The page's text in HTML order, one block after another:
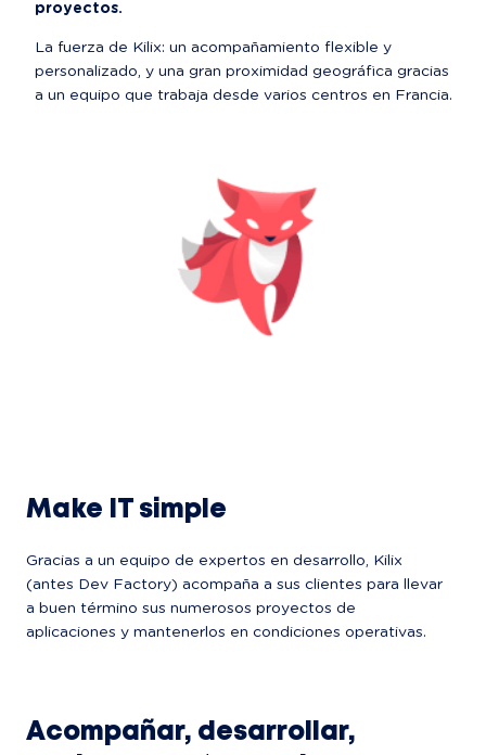
proyectos.
La fuerza de Kilix: un acompañamiento flexible y
personalizado, y una gran proximidad geográfica gracias
a un equipo que trabaja desde varios centros en Francia.
Make IT simple
Gracias a un equipo de expertos en desarrollo, Kilix
(antes Dev Factory) acompaña a sus clientes para llevar
a buen término sus numerosos proyectos de
aplicaciones y mantenerlos en condiciones operativas.
Acompañar, desarrollar,